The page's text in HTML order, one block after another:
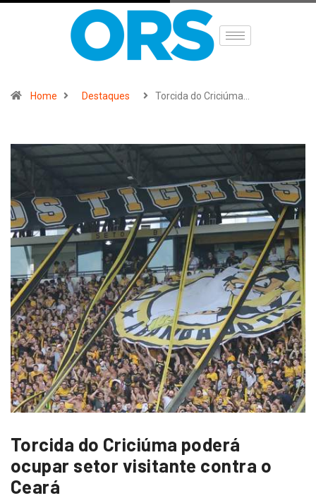
Home Destaques Torcida do Criciúma…
Torcida do Criciúma poderá
ocupar setor visitante contra o
Ceará